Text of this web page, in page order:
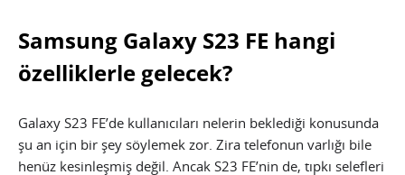
Samsung Galaxy S23 FE hangi
özelliklerle gelecek?
Galaxy S23 FE’de kullanıcıları nelerin beklediği konusunda
şu an için bir şey söylemek zor. Zira telefonun varlığı bile
henüz kesinleşmiş değil. Ancak S23 FE’nin de, tıpkı selefleri